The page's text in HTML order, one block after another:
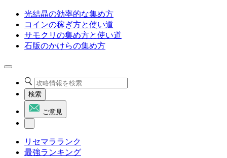
光結晶の効率的な集め方
コインの稼ぎ方と使い道
サモクリの集め方と使い道
石版のかけらの集め方
検索
ご意見
リセマラランク
最強ランキング